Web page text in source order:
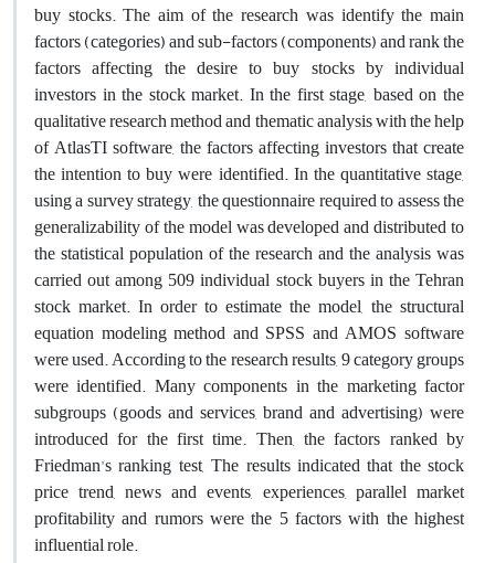
buy stocks. The aim of the research was identify the main
factors (categories) and sub-factors (components) and rank the
factors affecting the desire to buy stocks by individual
investors in the stock market. In the first stage, based on the
qualitative research method and thematic analysis with the help
of AtlasTI software, the factors affecting investors that create
the intention to buy were identified. In the quantitative stage,
using a survey strategy, the questionnaire required to assess the
generalizability of the model was developed and distributed to
the statistical population of the research and the analysis was
carried out among 509 individual stock buyers in the Tehran
stock market. In order to estimate the model, the structural
equation modeling method and SPSS and AMOS software
were used. According to the research results, 9 category groups
were identified. Many components in the marketing factor
subgroups (goods and services, brand and advertising) were
introduced for the first time. Then, the factors ranked by
Friedman's ranking test, The results indicated that the stock
price trend, news and events, experiences, parallel market
profitability and rumors were the 5 factors with the highest
influential role.